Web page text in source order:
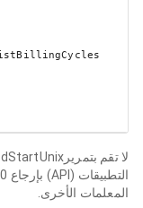
المعلمات الأخرى.